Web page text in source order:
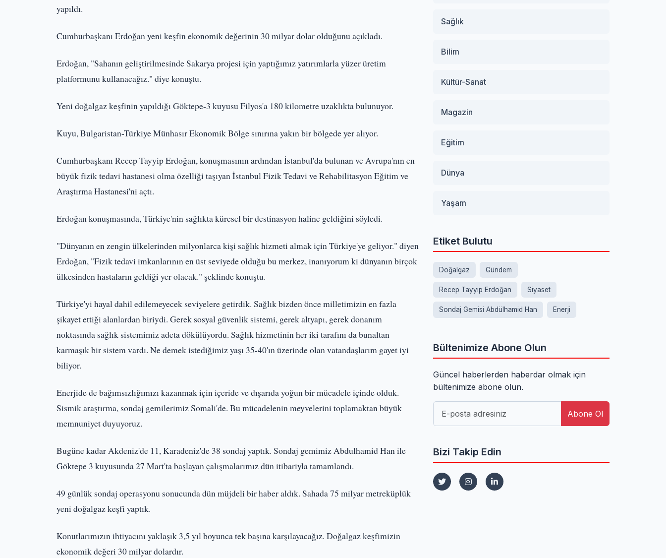
yapıldı.
Cumhurbaşkanı Erdoğan yeni keşfin ekonomik değerinin 30 milyar dolar olduğunu açıkladı.
Erdoğan, "Sahanın geliştirilmesinde Sakarya projesi için yaptığımız yatırımlarla yüzer üretim
platformunu kullanacağız." diye konuştu.
Yeni doğalgaz keşfinin yapıldığı Göktepe-3 kuyusu Filyos'a 180 kilometre uzaklıkta bulunuyor.
Kuyu, Bulgaristan-Türkiye Münhasır Ekonomik Bölge sınırına yakın bir bölgede yer alıyor.
Cumhurbaşkanı Recep Tayyip Erdoğan, konuşmasının ardından İstanbul'da bulunan ve Avrupa'nın en
büyük fizik tedavi hastanesi olma özelliği taşıyan İstanbul Fizik Tedavi ve Rehabilitasyon Eğitim ve
Araştırma Hastanesi'ni açtı.
Erdoğan konuşmasında, Türkiye'nin sağlıkta küresel bir destinasyon haline geldiğini söyledi.
"Dünyanın en zengin ülkelerinden milyonlarca kişi sağlık hizmeti almak için Türkiye'ye geliyor." diyen
Erdoğan, "Fizik tedavi imkanlarının en üst seviyede olduğu bu merkez, inanıyorum ki dünyanın birçok
ülkesinden hastaların geldiği yer olacak." şeklinde konuştu.
Türkiye'yi hayal dahil edilemeyecek seviyelere getirdik. Sağlık bizden önce milletimizin en fazla
şikayet ettiği alanlardan biriydi. Gerek sosyal güvenlik sistemi, gerek altyapı, gerek donanım
noktasında sağlık sistemimiz adeta dökülüyordu. Sağlık hizmetinin her iki tarafını da bunaltan
karmaşık bir sistem vardı. Ne demek istediğimiz yaşı 35-40'ın üzerinde olan vatandaşlarım gayet iyi
biliyor.
Enerjide de bağımsızlığımızı kazanmak için içeride ve dışarıda yoğun bir mücadele içinde olduk.
Sismik araştırma, sondaj gemilerimiz Somali'de. Bu mücadelenin meyvelerini toplamaktan büyük
memnuniyet duyuyoruz.
Bugüne kadar Akdeniz'de 11, Karadeniz'de 38 sondaj yaptık. Sondaj gemimiz Abdulhamid Han ile
Göktepe 3 kuyusunda 27 Mart'ta başlayan çalışmalarımız dün itibariyla tamamlandı.
49 günlük sondaj operasyonu sonucunda dün müjdeli bir haber aldık. Sahada 75 milyar metreküplük
yeni doğalgaz keşfi yaptık.
Konutlarımızın ihtiyacını yaklaşık 3,5 yıl boyunca tek başına karşılayacağız. Doğalgaz keşfimizin
ekonomik değeri 30 milyar dolardır.
Sağlık
Bilim
Kültür-Sanat
Magazin
Eğitim
Dünya
Yaşam
Etiket Bulutu
Doğalgaz Gündem
Recep Tayyip Erdoğan Siyaset
Sondaj Gemisi Abdülhamid Han Enerji
Bültenimize Abone Olun
Güncel haberlerden haberdar olmak için
bültenimize abone olun.
Abone Ol
Bizi Takip Edin